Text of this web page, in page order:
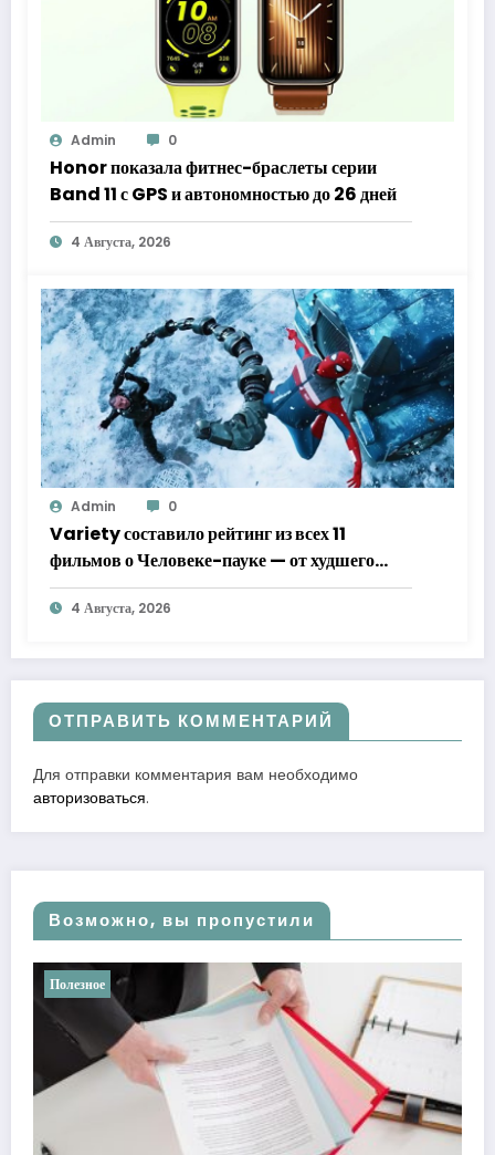
Admin 0
Honor показала фитнес-браслеты серии
Band 11 с GPS и автономностью до 26 дней
4 Августа, 2026
Admin 0
Variety составило рейтинг из всех 11
фильмов о Человеке-пауке — от худшего
к лучшему
4 Августа, 2026
ОТПРАВИТЬ КОММЕНТАРИЙ
Для отправки комментария вам необходимо
авторизоваться.
Возможно, вы пропустили
Полезное